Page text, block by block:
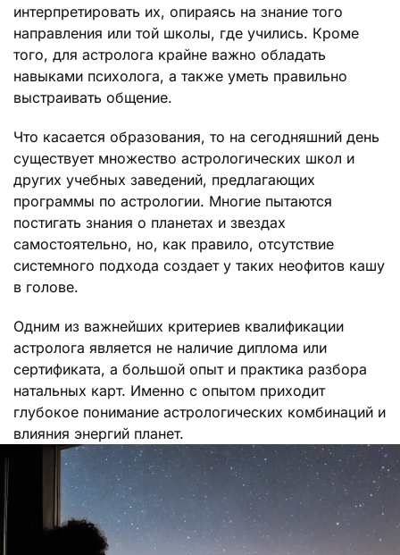
интерпретировать их, опираясь на знание того
направления или той школы, где учились. Кроме
того, для астролога крайне важно обладать
навыками психолога, а также уметь правильно
выстраивать общение.
Что касается образования, то на сегодняшний день
существует множество астрологических школ и
других учебных заведений, предлагающих
программы по астрологии. Многие пытаются
постигать знания о планетах и звездах
самостоятельно, но, как правило, отсутствие
системного подхода создает у таких неофитов кашу
в голове.
Одним из важнейших критериев квалификации
астролога является не наличие диплома или
сертификата, а большой опыт и практика разбора
натальных карт. Именно с опытом приходит
глубокое понимание астрологических комбинаций и
влияния энергий планет.